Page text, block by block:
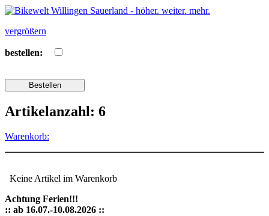
vergrößern
bestellen:
Artikelanzahl: 6
Warenkorb:
Keine Artikel im Warenkorb
Achtung Ferien!!!
:: ab 16.07.-10.08.2026 ::